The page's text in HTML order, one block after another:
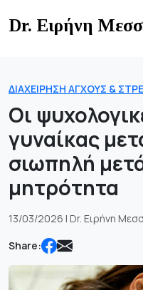
toDr. Ειρήνη
ΔΙΑΧΕΊΡΗΣΗ ΆΓΧΟΥΣ &
Οι
γυναίκας
σιωπηλή
μητρότητα
13/03/2026 | Dr. Ειρήνη
Share: